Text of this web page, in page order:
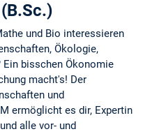
und Bio interessieren
Ökologie,
bisschen Ökonomie
macht's! Der
und
ermöglicht es dir, Expertin
alle vor- und